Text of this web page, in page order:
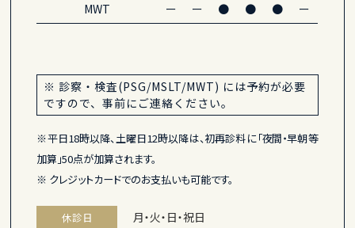
MWT
ー ー ● ● ● ー
※ 診察・検査(PSG/MSLT/MWT) には予約が必要
ですので、事前にご連絡ください。
※平日18時以降、土曜日12時以降は、初再診料に「夜間・早朝等
加算」50点が加算されます。
※ クレジットカードでのお支払いも可能です。
休診日 月・火・日・祝日